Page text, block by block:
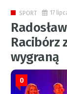
SPORT 17
Racibórz
wygraną
0